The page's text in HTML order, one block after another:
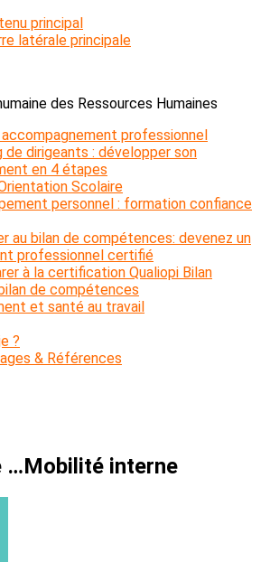
principal
latérale principale
des Ressources Humaines
professionnel
de dirigeants : développer son
en 4 étapes
Scolaire
personnel : formation confiance
au bilan de compétences: devenez un
professionnel certifié
à la certification Qualiopi Bilan
de compétences
et santé au travail
?
& Références
…Mobilité interne